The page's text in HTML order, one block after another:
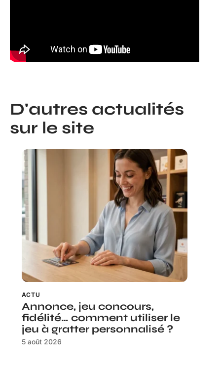
D'autres actualités
sur le site
ACTU
Annonce, jeu concours,
fidélité… comment utiliser le
jeu à gratter personnalisé ?
5 août 2026